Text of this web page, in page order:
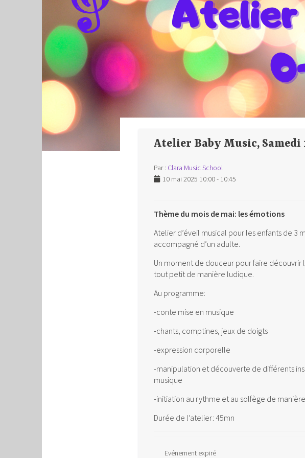
Atelier Baby Music, Samedi
Par : Clara Music School
10 mai 2025 10:00 - 10:45
Thème du mois de mai: les émotions
Atelier d’éveil musical pour les enfants de 3
accompagné d’un adulte.
Un moment de douceur pour faire découvrir
tout petit de manière ludique.
Au programme:
-conte mise en musique
-chants, comptines, jeux de doigts
-expression corporelle
-manipulation et découverte de différents
musique
-initiation au rythme et au solfège de
Durée de l’atelier: 45mn
Evénement expiré